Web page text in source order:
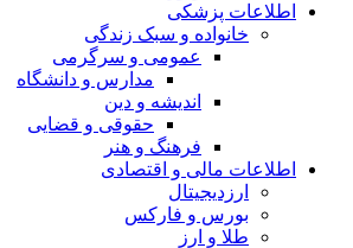
اطلاعات پزشکی
خانواده و سبک زندگی
عمومی و سرگرمی
مدارس و دانشگاه
اندیشه و دین
حقوقی و قضایی
فرهنگ و هنر
اطلاعات مالی و اقتصادی
ارزدیجیتال
بورس و فارکس
طلا و ارز